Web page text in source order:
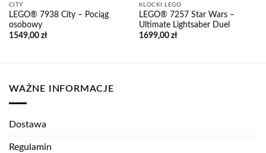
CITY
LEGO® 7938 City – Pociąg
osobowy
1549,00 zł
KLOCKI LEGO
LEGO® 7257 Star Wars –
Ultimate Lightsaber Duel
1699,00 zł
WAŻNE INFORMACJE
Dostawa
Regulamin